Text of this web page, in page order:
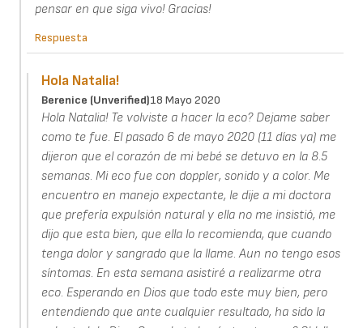
pensar en que siga vivo! Gracias!
Respuesta
Hola Natalia!
Berenice (unverified)18 Mayo 2020
Hola Natalia! Te volviste a hacer la eco? Dejame saber
como te fue. El pasado 6 de mayo 2020 (11 días ya) me
dijeron que el corazón de mi bebé se detuvo en la 8.5
semanas. Mi eco fue con doppler, sonido y a color. Me
encuentro en manejo expectante, le dije a mi doctora
que prefería expulsión natural y ella no me insistió, me
dijo que esta bien, que ella lo recomienda, que cuando
tenga dolor y sangrado que la llame. Aun no tengo esos
síntomas. En esta semana asistiré a realizarme otra
eco. Esperando en Dios que todo este muy bien, pero
entendiendo que ante cualquier resultado, ha sido la